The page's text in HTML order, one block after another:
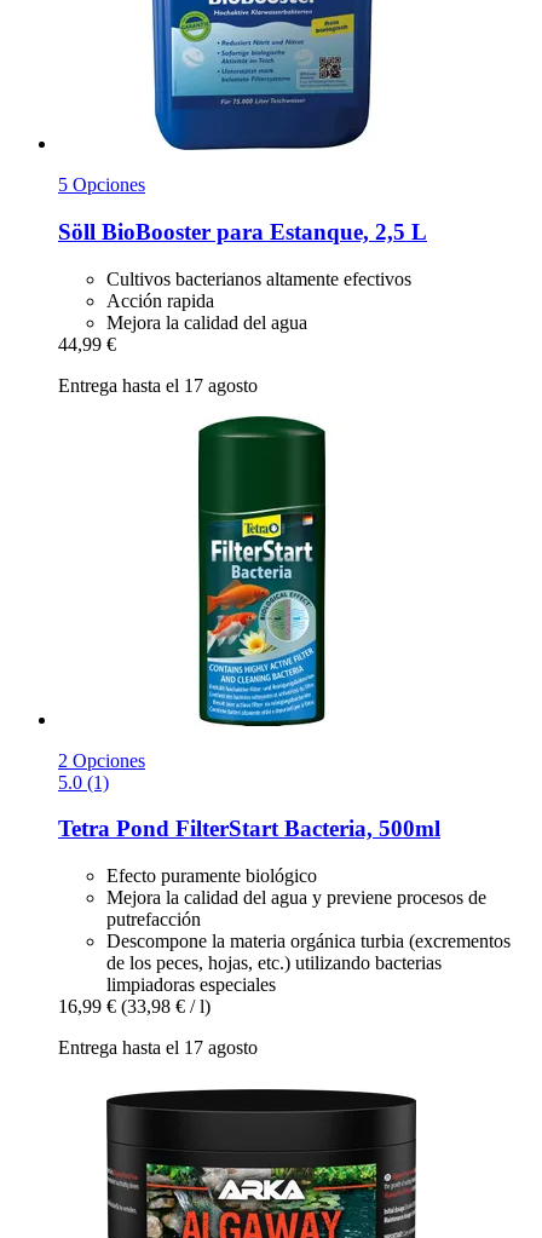
5 Opciones
Söll BioBooster para Estanque, 2,5 L
Cultivos bacterianos altamente efectivos
Acción rapida
Mejora la calidad del agua
44,99 €
Entrega hasta el 17 agosto
2 Opciones
5.0 (1)
Tetra Pond FilterStart Bacteria, 500ml
Efecto puramente biológico
Mejora la calidad del agua y previene procesos de
putrefacción
Descompone la materia orgánica turbia (excrementos
de los peces, hojas, etc.) utilizando bacterias
limpiadoras especiales
16,99 € (33,98 € / l)
Entrega hasta el 17 agosto